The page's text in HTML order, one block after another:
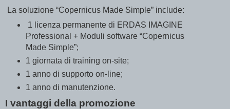
La soluzione “Copernicus Made Simple” include:
1 licenza permanente di ERDAS IMAGINE
Professional + Moduli software “Copernicus
Made Simple”;
1 giornata di training on-site;
1 anno di supporto on-line;
1 anno di manutenzione.
I vantaggi della promozione